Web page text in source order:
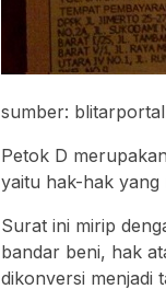
sumber:
Petok D
yaitu hak-hak yang
Surat ini mirip
bandar beni, hak
dikonversi menjadi